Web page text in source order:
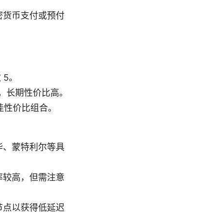
币支付或预付
。
期性价比高。
价比组合。
蒙特利尔等具
高，但需注意
以获得低延迟